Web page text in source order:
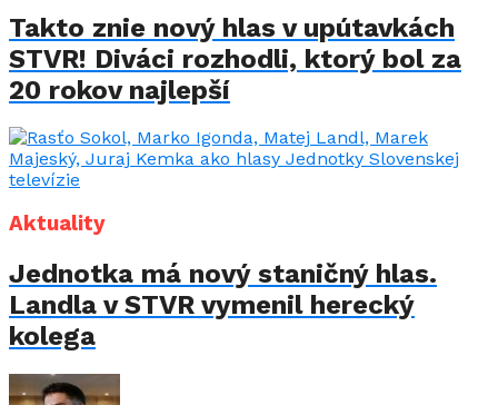
Takto znie nový hlas v upútavkách
STVR! Diváci rozhodli, ktorý bol za
20 rokov najlepší
Aktuality
Jednotka má nový staničný hlas.
Landla v STVR vymenil herecký
kolega